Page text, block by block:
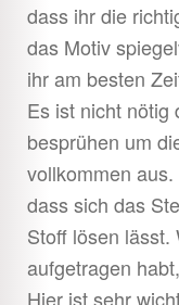
dass ihr die
das Motiv
ihr am besten
Es ist nicht nötig
besprühen um
vollkommen
dass sich das
Stoff lösen lässt.
aufgetragen
Hier ist sehr